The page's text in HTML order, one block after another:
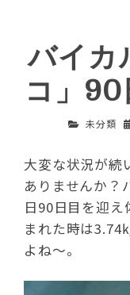
バイカ
コ」90
未分類
大変な状況が続
ありませんか？
日90日目を迎
まれた時は3.74
よね～。